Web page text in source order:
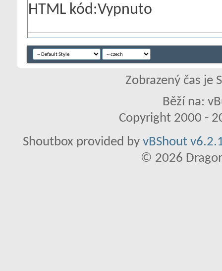
HTML kód:Vypnuto
Zobrazený čas je
Běží na:
Copyright 2000 -
Shoutbox provided by vBShout
© 2026